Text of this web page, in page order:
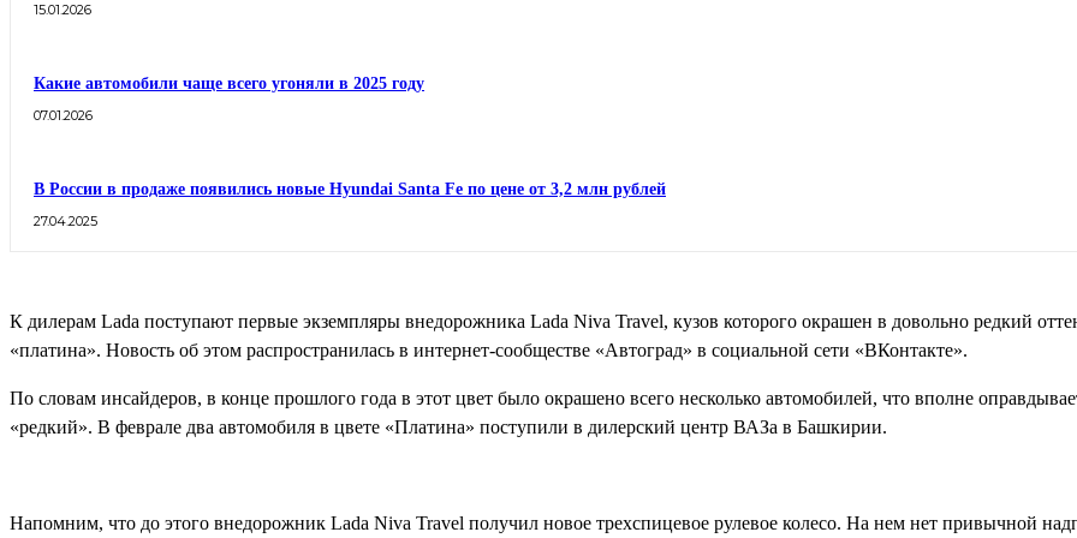
15.01.2026
Какие автомобили чаще всего угоняли в 2025 году
07.01.2026
В России в продаже появились новые Hyundai Santa Fe по цене от 3,2 млн рублей
27.04.2025
К дилерам Lada поступают первые экземпляры внедорожника Lada Niva Travel, кузов которого окрашен в довольно редкий
«платина». Новость об этом распространилась в интернет-сообществе «Автоград» в социальной сети «ВКонтакте».
По словам инсайдеров, в конце прошлого года в этот цвет было окрашено всего несколько автомобилей, что вполне
«редкий». В феврале два автомобиля в цвете «Платина» поступили в дилерский центр ВАЗа в Башкирии.
Напомним, что до этого внедорожник Lada Niva Travel получил новое трехспицевое рулевое колесо. На нем нет привычной